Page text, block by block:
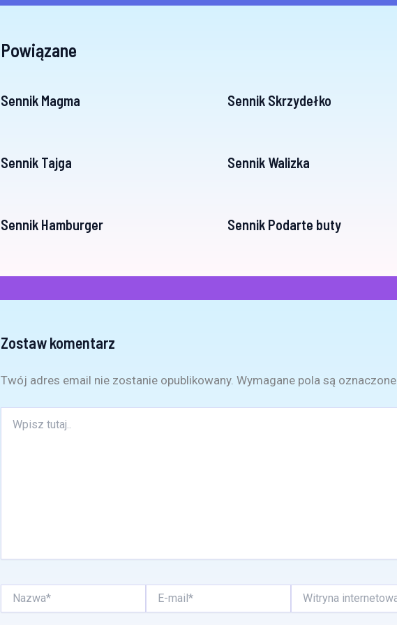
Powiązane
Sennik Magma Sennik Skrzydełko
Sennik Tajga Sennik Walizka
Sennik Hamburger Sennik Podarte buty
Zostaw komentarz
Twój adres email nie zostanie opublikowany. Wymagane pola są oznaczone
tutaj..
mail*
internetowa